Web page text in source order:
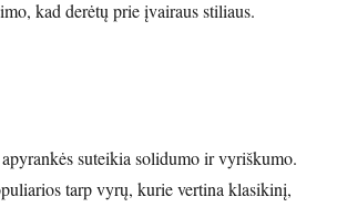
kad derėtų prie įvairaus stiliaus.
suteikia solidumo ir vyriškumo.
tarp vyrų, kurie vertina klasikinį,